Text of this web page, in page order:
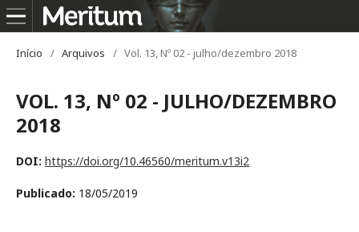
Início / Arquivos / Vol. 13, Nº 02 - julho/dezembro 2018
VOL. 13, Nº 02 - JULHO/DEZEMBRO
2018
DOI: https://doi.org/10.46560/meritum.v13i2
Publicado: 18/05/2019